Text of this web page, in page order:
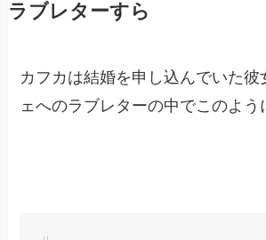
ラブレターすら
カフカは結婚を申し込んでいた彼
ェへのラブレターの中でこのよう